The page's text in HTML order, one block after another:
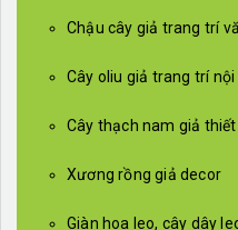
Chậu cây giả trang trí
Cây oliu giả trang trí
Cây thạch nam giả thiết
Xương rồng giả decor
Giàn hoa leo, cây dây